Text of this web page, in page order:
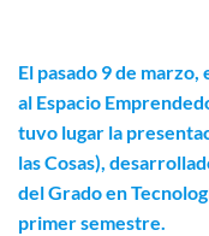
El pasado 9 de
al Espacio
tuvo lugar la
las Cosas),
del Grado en
primer semestre.